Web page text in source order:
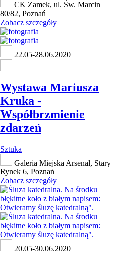
CK Zamek, ul. Św. Marcin
80/82, Poznań
Zobacz szczegóły
22.05-28.06.2020
Wystawa Mariusza
Kruka -
Współbrzmienie
zdarzeń
Sztuka
Galeria Miejska Arsenał, Stary
Rynek 6, Poznań
Zobacz szczegóły
20.05-30.06.2020